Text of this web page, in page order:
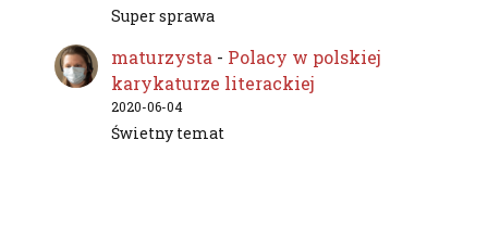
Super sprawa
maturzysta - Polacy w polskiej
karykaturze literackiej
2020-06-04
Świetny temat